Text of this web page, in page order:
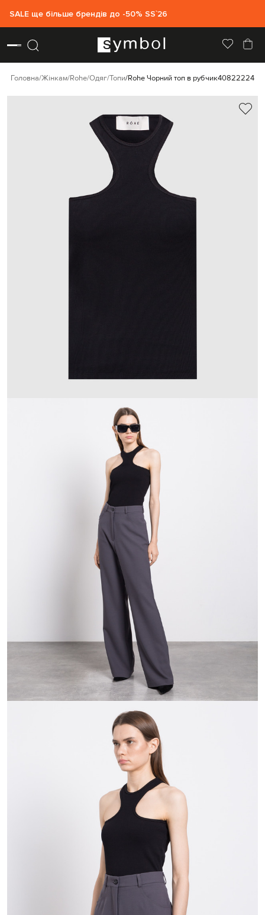
SALE ще більше брендів до -50% SS`26
Головна Жінкам Rohe Одяг Топи Rohe Чорний топ в рубчик40822224